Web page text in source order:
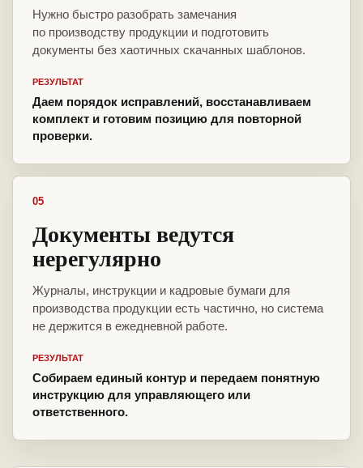
Нужно быстро разобрать замечания
по производству продукции и подготовить
документы без хаотичных скачанных шаблонов.
РЕЗУЛЬТАТ
Даем порядок исправлений, восстанавливаем
комплект и готовим позицию для повторной
проверки.
05
Документы ведутся
нерегулярно
Журналы, инструкции и кадровые бумаги для
производства продукции есть частично, но система
не держится в ежедневной работе.
РЕЗУЛЬТАТ
Собираем единый контур и передаем понятную
инструкцию для управляющего или
ответственного.